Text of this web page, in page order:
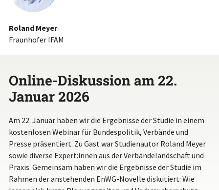
Roland Meyer
Fraunhofer IFAM
Online-Diskussion am 22.
Januar 2026
Am 22. Januar haben wir die Ergebnisse der Studie in einem
kostenlosen Webinar für Bundespolitik, Verbände und
Presse präsentiert. Zu Gast war Studienautor Roland Meyer
sowie diverse Expert:innen aus der Verbändelandschaft und
Praxis. Gemeinsam haben wir die Ergebnisse der Studie im
Rahmen der anstehenden EnWG-Novelle diskutiert: Wie